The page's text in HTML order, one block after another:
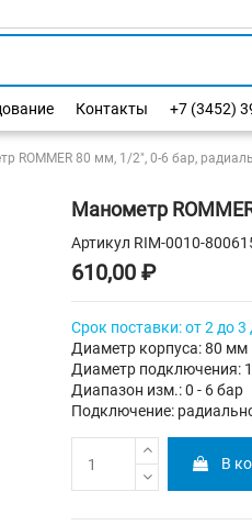
Контакты +7 (3452)
ROMMER 80 мм, 1/2", 0-6 бар,
Манометр
Артикул RIM-0010-
610,00 ₽
Срок поставки: от 2 до 3
Диаметр корпуса: 80 мм
Диаметр подключения:
Диапазон изм.: 0 - 6 бар
Подключение:
В